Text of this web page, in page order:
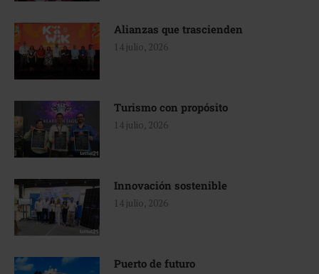
Alianzas que trascienden
14 julio, 2026
Turismo con propósito
14 julio, 2026
Innovación sostenible
14 julio, 2026
Puerto de futuro